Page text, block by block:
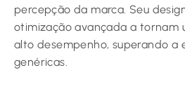
percepção da marca. Seu
otimização avançada a tornam
alto desempenho, superando a
genéricas.